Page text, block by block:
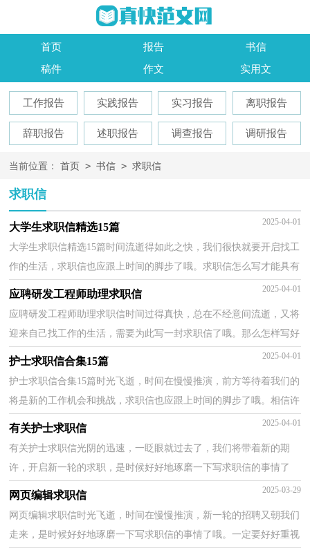
首页 报告
书信
稿件
作文 实用文
工作报告 实践报告 实习报告 离职报告
辞职报告 述职报告 调查报告 调研报告
当前位置： 首页 > 书信 > 求职信
求职信
大学生求职信精选15篇 2025-04-01
大学生求职信精选15篇时间流逝得如此之快，我们很快就要开启找工
作的生活，求职信也应跟上时间的脚步了哦。求职信怎么写才能具有
特色？下面是小编收集整理的大学生求职信，希望能够...
应聘研发工程师助理求职信 2025-04-01
应聘研发工程师助理求职信时间过得真快，总在不经意间流逝，又将
迎来自己找工作的生活，需要为此写一封求职信了哦。那么怎样写好
求职信呢？以下是小编帮大家整理的应聘研发工程师助...
护士求职信合集15篇 2025-04-01
护士求职信合集15篇时光飞逝，时间在慢慢推演，前方等待着我们的
将是新的工作机会和挑战，求职信也应跟上时间的脚步了哦。相信许
多人会觉得求职信很难写吧，下面是小编为大家收集的...
有关护士求职信 2025-04-01
有关护士求职信光阴的迅速，一眨眼就过去了，我们将带着新的期
许，开启新一轮的求职，是时候好好地琢磨一下写求职信的事情了
哦。你知道写求职信需要注意哪些问题吗？下面是小编收集整...
网页编辑求职信 2025-03-29
网页编辑求职信时光飞逝，时间在慢慢推演，新一轮的招聘又朝我们
走来，是时候好好地琢磨一下写求职信的事情了哦。一定要好好重视